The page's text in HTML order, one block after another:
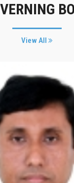
View All
, professor,
political